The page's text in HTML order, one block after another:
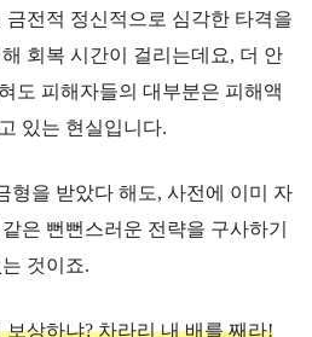
전적 정신적으로 심각한 타격을
회복 시간이 걸리는데요, 더 안
도 피해자들의 대부분은 피해액
있는 현실입니다.
형을 받았다 해도, 사전에 이미 자
은 뻔뻔스러운 전략을 구사하기
것이죠.
상하냐? 차라리 내 배를 째라!